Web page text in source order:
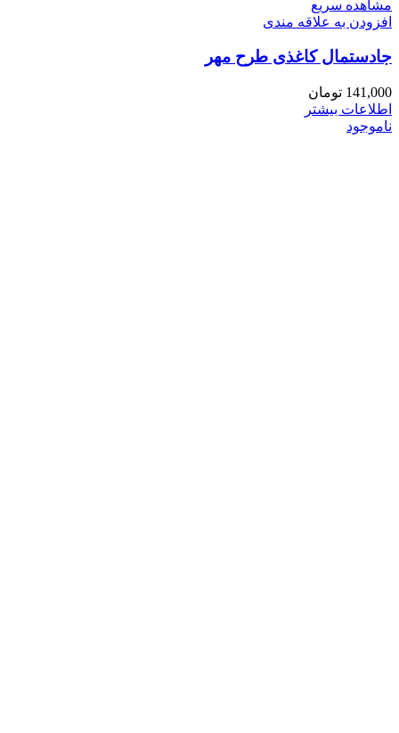
مشاهده سریع
افزودن به علاقه مندی
جادستمال کاغذی طرح مهر
141,000 تومان
اطلاعات بیشتر
ناموجود